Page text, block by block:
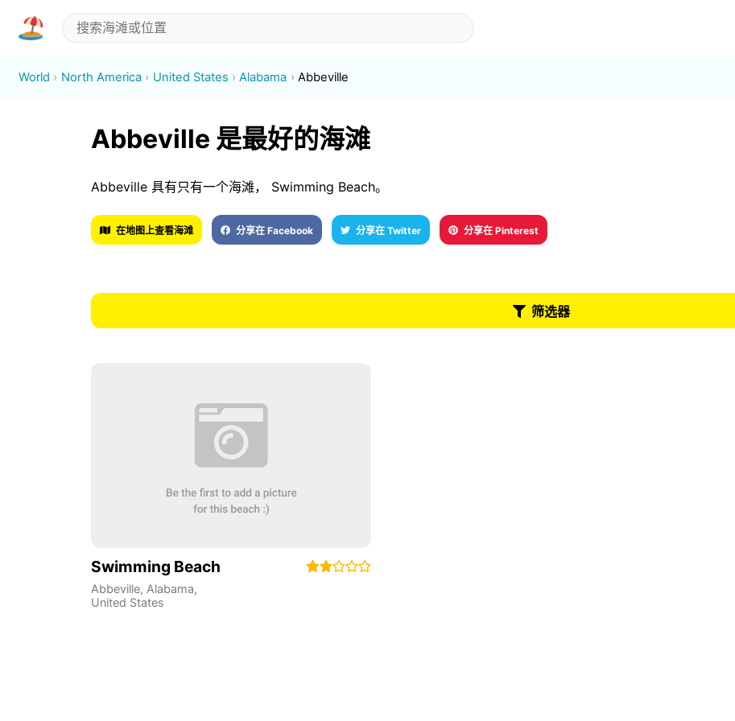
World North America United States Alabama Abbeville
Abbeville 是最好的海滩
Abbeville 具有只有一个海滩， Swimming Beach。
在地图上查看海滩 分享在 Facebook 分享在 Twitter 分享在 Pinterest
筛选器
Swimming Beach
Abbeville, Alabama,
United States